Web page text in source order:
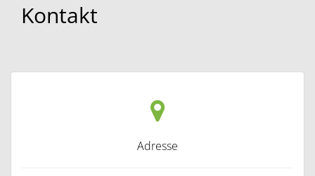
Kontakt
Adresse